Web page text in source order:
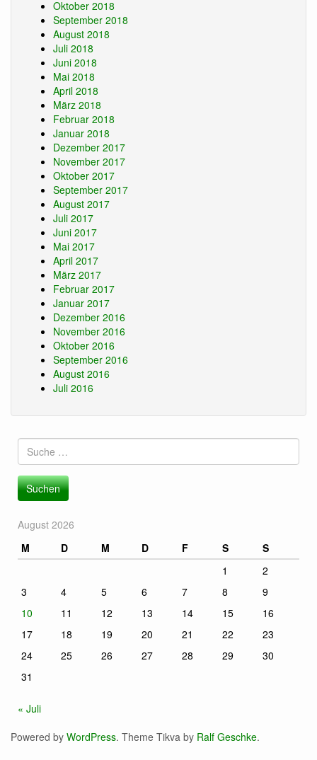
Oktober 2018
September 2018
August 2018
Juli 2018
Juni 2018
Mai 2018
April 2018
März 2018
Februar 2018
Januar 2018
Dezember 2017
November 2017
Oktober 2017
September 2017
August 2017
Juli 2017
Juni 2017
Mai 2017
April 2017
März 2017
Februar 2017
Januar 2017
Dezember 2016
November 2016
Oktober 2016
September 2016
August 2016
Juli 2016
Suche
nach:
August 2026
M
D M D F S
S
1
2
3
4 5 6 7 8
9
10
11 12 13 14 15
16
17
18 19 20 21 22
23
24
25 26 27 28 29
30
31
« Juli
Powered by WordPress. Theme Tikva by Ralf Geschke.